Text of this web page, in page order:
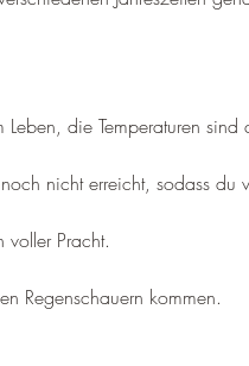
die Temperaturen
nicht erreicht, sodass
voller Pracht.
Regenschauern kommen.